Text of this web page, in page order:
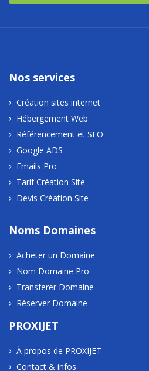
Nos services
Création sites internet
Hébergement Web
Référencement et SEO
Google ADS
Emails Pro
Tarif Création Site
Devis Création Site
Noms Domaines
Acheter un Domaine
Nom Domaine Pro
Transferer Domaine
Réserver Domaine
PROXIJET
À propos de PROXIJET
Contact & infos